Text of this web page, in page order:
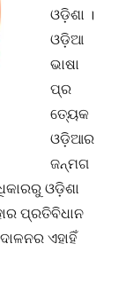
ଓଡ଼ିଶା ।
ଓଡ଼ିଆ
ଭାଷା
ପ୍ର
ତ୍ୟେକ
ଓଡ଼ିଆର
ଜନ୍ମଗ
ଓଡ଼ିଶା
ପ୍ରତିବିଧାନ
ଏହାହିଁ